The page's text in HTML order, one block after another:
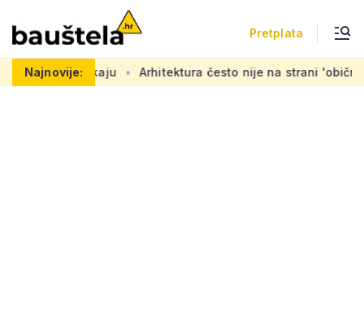
Pretplata
Najnovije:
Arhitektura često nije na strani 'običnog čovjeka':